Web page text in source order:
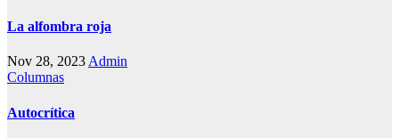
La alfombra roja
Nov 28, 2023 Admin
Columnas
Autocrítica